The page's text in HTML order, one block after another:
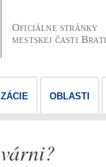
Oficiálne stránky
mestskej časti
OBLASTI